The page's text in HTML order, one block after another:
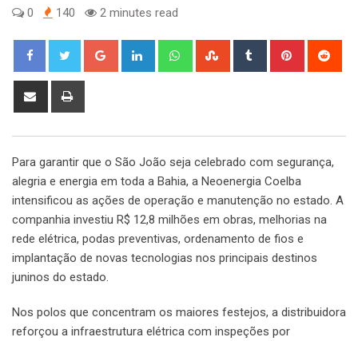
0 140 2 minutes read
Google+ LinkedIn WhatsappStumbleUpon
Tumblr Pinterest
Share
Para garantir que o São João seja celebrado com segurança,
alegria e energia em toda a Bahia, a Neoenergia Coelba
intensificou as ações de operação e manutenção no estado. A
companhia investiu R$ 12,8 milhões em obras, melhorias na
rede elétrica, podas preventivas, ordenamento de fios e
implantação de novas tecnologias nos principais destinos
juninos do estado.
Nos polos que concentram os maiores festejos, a distribuidora
reforçou a infraestrutura elétrica com inspeções por